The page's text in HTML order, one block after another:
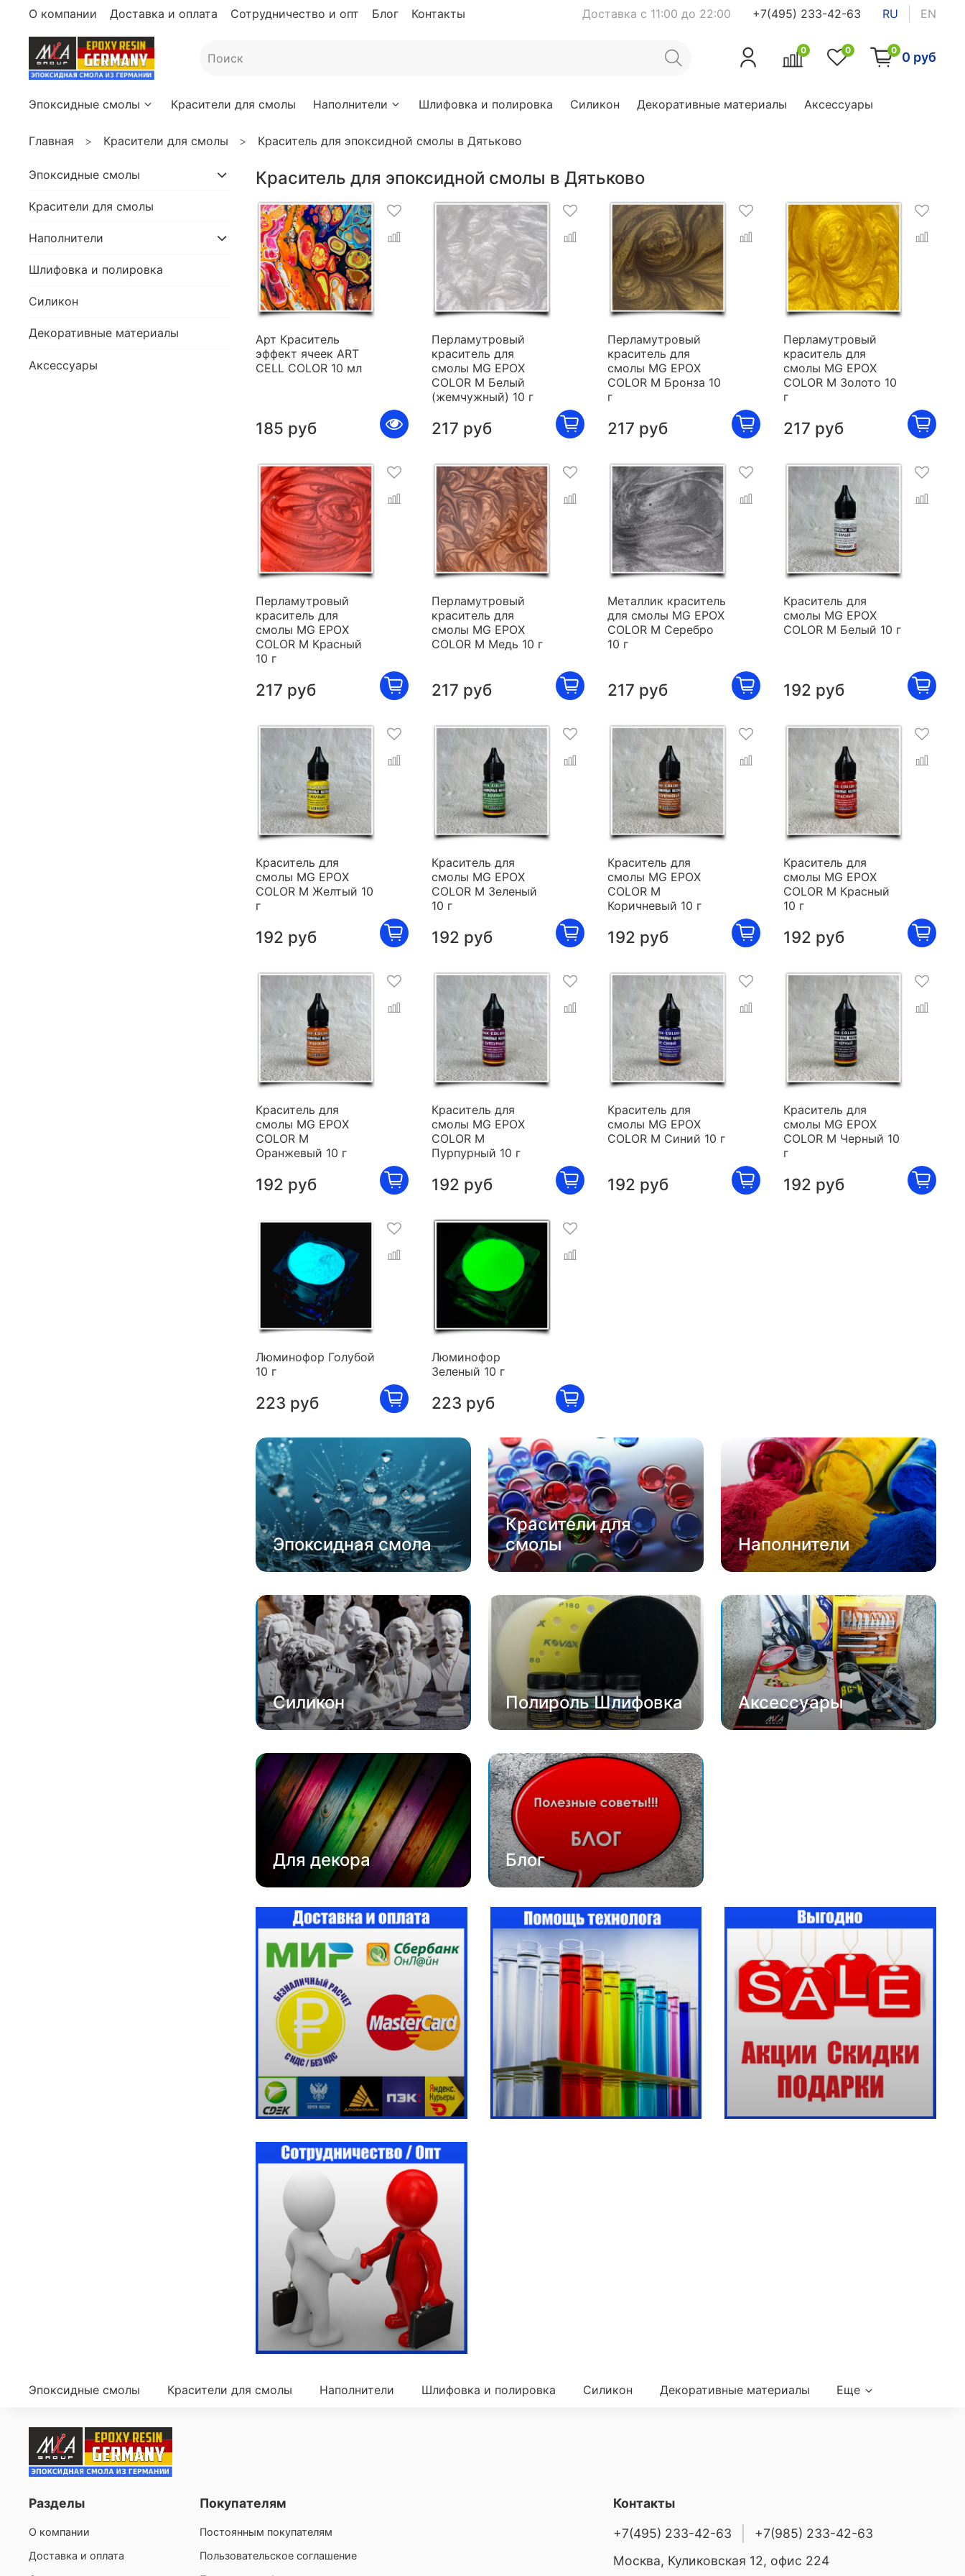
О компании Доставка и оплата Сотрудничество и опт Блог Контакты Доставка с 11:00 до 22:00 +7(495) 233-42-63 RU EN
0 0 0 0 руб
Эпоксидные смолы Красители для смолы Наполнители Шлифовка и полировка Силикон Декоративные материалы Аксессуары
Главная Красители для смолы Краситель для эпоксидной смолы в Дятьково
Краситель для эпоксидной смолы в Дятьково
Арт Краситель
эффект ячеек ART
CELL COLOR 10 мл
185 руб
Перламутровый
краситель для
смолы MG EPOX
COLOR M Белый
(жемчужный) 10 г
217 руб
Перламутровый
краситель для
смолы MG EPOX
COLOR M Бронза 10
г
217 руб
Перламутровый
краситель для
смолы MG EPOX
COLOR M Золото 10
г
217 руб
Перламутровый
краситель для
смолы MG EPOX
COLOR M Красный
10 г
217 руб
Перламутровый
краситель для
смолы MG EPOX
COLOR M Медь 10 г
217 руб
Металлик краситель
для смолы MG EPOX
COLOR M Серебро
10 г
217 руб
Краситель для
смолы MG EPOX
COLOR M Белый 10 г
192 руб
Краситель для
смолы MG EPOX
COLOR M Желтый 10
г
192 руб
Краситель для
смолы MG EPOX
COLOR M Зеленый
10 г
192 руб
Краситель для
смолы MG EPOX
COLOR M
Коричневый 10 г
192 руб
Краситель для
смолы MG EPOX
COLOR M Красный
10 г
192 руб
Краситель для
смолы MG EPOX
COLOR M
Оранжевый 10 г
192 руб
Краситель для
смолы MG EPOX
COLOR M
Пурпурный 10 г
192 руб
Краситель для
смолы MG EPOX
COLOR M Синий 10 г
192 руб
Краситель для
смолы MG EPOX
COLOR M Черный 10
г
192 руб
Люминофор Голубой
10 г
223 руб
Люминофор
Зеленый 10 г
223 руб
Эпоксидная смола
Красители для
смолы
Наполнители
Силикон Полироль Шлифовка Аксессуары
Для декора Блог
Эпоксидные смолы
Красители для смолы
Наполнители
Шлифовка и полировка
Силикон
Декоративные материалы
Аксессуары
Эпоксидные смолы Красители для смолы Наполнители Шлифовка и полировка Силикон Декоративные материалы Еще
Разделы
О компании
Доставка и оплата
Покупателям
Постоянным покупателям
Пользовательское соглашение
Контакты
+7(495) 233-42-63
+7(985) 233-42-63
Москва, Куликовская 12, офис 224